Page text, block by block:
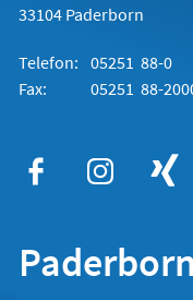
33104 Paderborn
Telefon: 05251 88-0
Fax:
05251 88-